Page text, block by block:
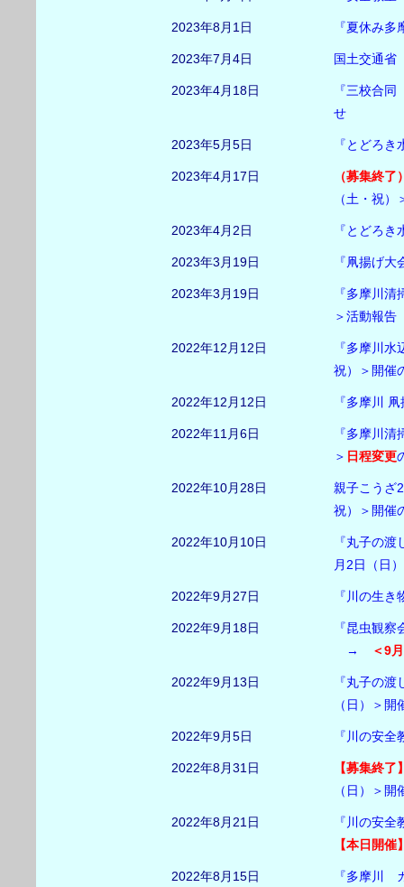
2023年8月1日 『夏休み
2023年7月4日 国土交通省
2023年4月18日
『三校合
せ
2023年5月5日 『とどろ
2023年4月17日
（募集終了
（土・祝
2023年4月2日 『とどろ
2023年3月19日 『凧揚げ
2023年3月19日
『多摩川
＞活動報告
2022年12月12日
『多摩川
祝）＞開催
2022年12月12日 『多摩川
2022年11月6日
『多摩川
＞ 日程変更
2022年10月28日
親子こうざ
祝）＞開催
2022年10月10日
『丸子の
月2日（日
2022年9月27日 『川の生
2022年9月18日
『昆虫観
→
＜9
2022年9月13日
『丸子の
（日）＞
2022年9月5日 『川の安
2022年8月31日
【募集終了
（日）＞
2022年8月21日
『川の安
【本日開催
2022年8月15日 『多摩川